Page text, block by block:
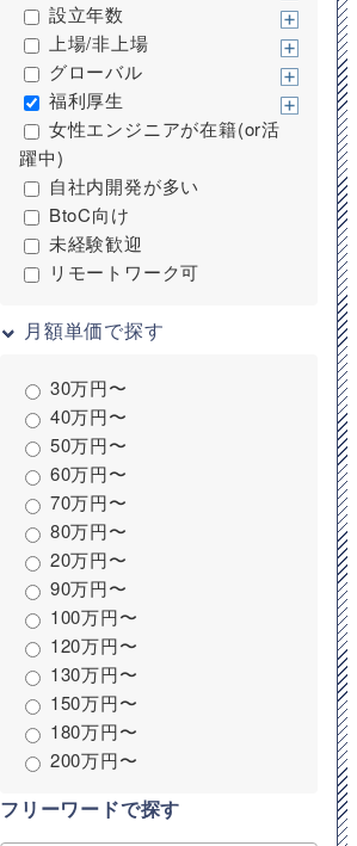
設立年数
上場/非上場
グローバル
福利厚生
女性エンジニアが在籍(or活
躍中)
自社内開発が多い
BtoC向け
未経験歓迎
リモートワーク可
月額単価で探す
30万円〜
40万円〜
50万円〜
60万円〜
70万円〜
80万円〜
20万円〜
90万円〜
100万円〜
120万円〜
130万円〜
150万円〜
180万円〜
200万円〜
フリーワードで探す